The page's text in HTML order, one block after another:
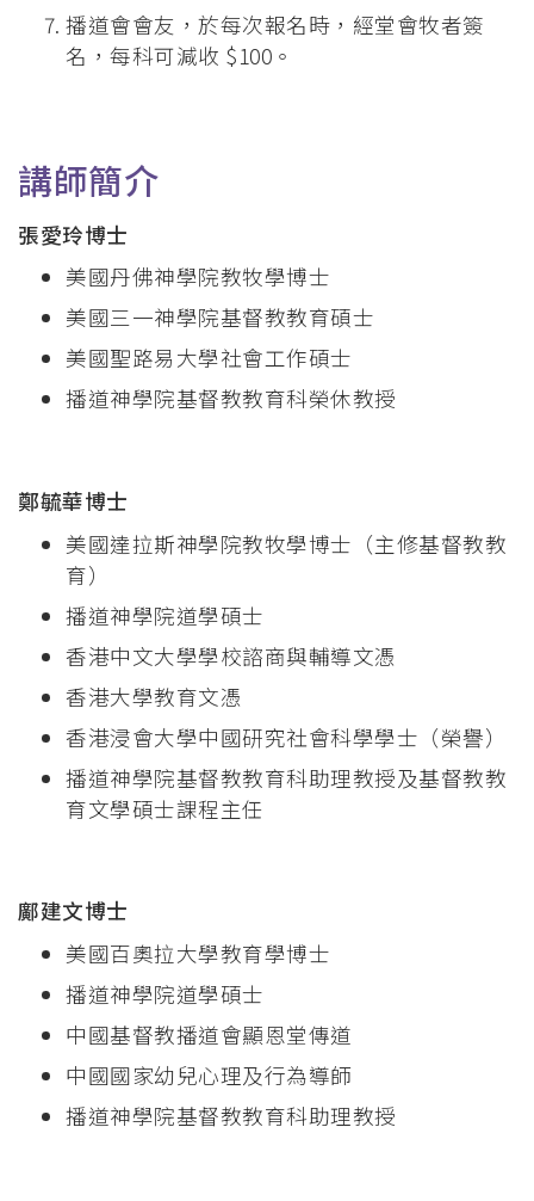
播道會會友，於每次報名時，經堂會牧者簽
名，每科可減收 $100。
講師簡介
張愛玲博士
美國丹佛神學院教牧學博士
美國三一神學院基督教教育碩士
美國聖路易大學社會工作碩士
播道神學院基督教教育科榮休教授
鄭毓華博士
美國達拉斯神學院教牧學博士（主修基督教教
育）
播道神學院道學碩士
香港中文大學學校諮商與輔導文憑
香港大學教育文憑
香港浸會大學中國研究社會科學學士（榮譽）
播道神學院基督教教育科助理教授及基督教教
育文學碩士課程主任
鄺建文博士
美國百奧拉大學教育學博士
播道神學院道學碩士
中國基督教播道會顯恩堂傳道
中國國家幼兒心理及行為導師
播道神學院基督教教育科助理教授